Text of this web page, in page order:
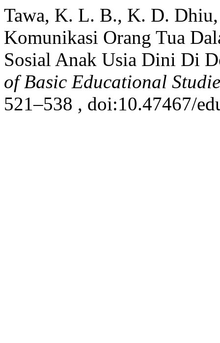
Tawa, K. L. B., K. D. Dhiu,
Komunikasi Orang Tua
Sosial Anak Usia Dini Di
of Basic Educational
521–538 , doi:10.47467/